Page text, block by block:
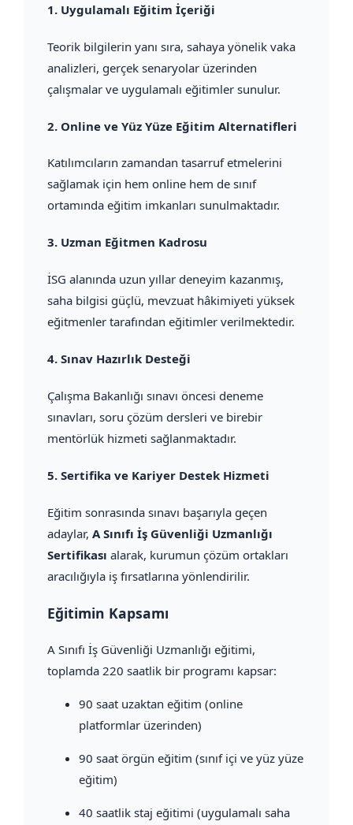
1. Uygulamalı Eğitim İçeriği
Teorik bilgilerin yanı sıra, sahaya yönelik vaka
analizleri, gerçek senaryolar üzerinden
çalışmalar ve uygulamalı eğitimler sunulur.
2. Online ve Yüz Yüze Eğitim Alternatifleri
Katılımcıların zamandan tasarruf etmelerini
sağlamak için hem online hem de sınıf
ortamında eğitim imkanları sunulmaktadır.
3. Uzman Eğitmen Kadrosu
İSG alanında uzun yıllar deneyim kazanmış,
saha bilgisi güçlü, mevzuat hâkimiyeti yüksek
eğitmenler tarafından eğitimler verilmektedir.
4. Sınav Hazırlık Desteği
Çalışma Bakanlığı sınavı öncesi deneme
sınavları, soru çözüm dersleri ve birebir
mentörlük hizmeti sağlanmaktadır.
5. Sertifika ve Kariyer Destek Hizmeti
Eğitim sonrasında sınavı başarıyla geçen
adaylar, A Sınıfı İş Güvenliği Uzmanlığı
Sertifikası alarak, kurumun çözüm ortakları
aracılığıyla iş fırsatlarına yönlendirilir.
Eğitimin Kapsamı
A Sınıfı İş Güvenliği Uzmanlığı eğitimi,
toplamda 220 saatlik bir programı kapsar:
90 saat uzaktan eğitim (online
platformlar üzerinden)
90 saat örgün eğitim (sınıf içi ve yüz yüze
eğitim)
40 saatlik staj eğitimi (uygulamalı saha